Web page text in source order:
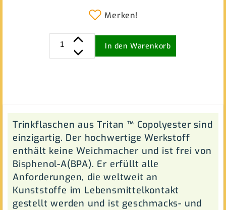
Merken!
In den Warenkorb
Trinkflaschen aus Tritan ™ Copolyester sind
einzigartig. Der hochwertige Werkstoff
enthält keine Weichmacher und ist frei von
Bisphenol-A(BPA). Er erfüllt alle
Anforderungen, die weltweit an
Kunststoffe im Lebensmittelkontakt
gestellt werden und ist geschmacks- und